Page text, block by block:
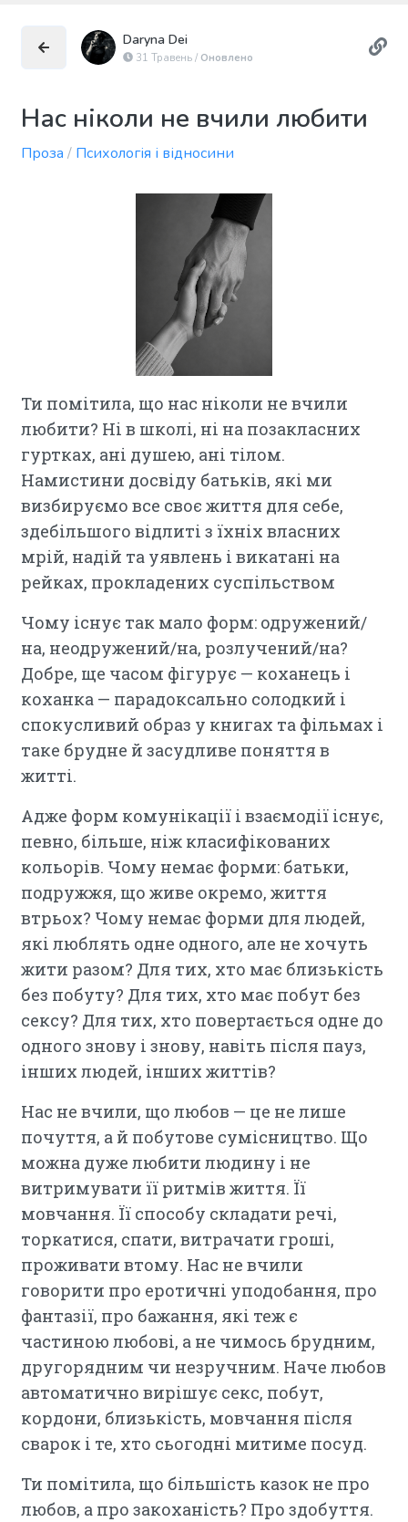
Daryna Dei
31 Травень / Оновлено
Нас ніколи не вчили любити
Проза / Психологія і відносини
Ти помітила, що нас ніколи не вчили
любити? Ні в школі, ні на позакласних
гуртках, ані душею, ані тілом.
Намистини досвіду батьків, які ми
визбируємо все своє життя для себе,
здебільшого відлиті з їхніх власних
мрій, надій та уявлень і викатані на
рейках, прокладених суспільством
Чому існує так мало форм: одружений/
на, неодружений/на, розлучений/на?
Добре, ще часом фігурує — коханець і
коханка — парадоксально солодкий і
спокусливий образ у книгах та фільмах і
таке брудне й засудливе поняття в
житті.
Адже форм комунікації і взаємодії існує,
певно, більше, ніж класифікованих
кольорів. Чому немає форми: батьки,
подружжя, що живе окремо, життя
втрьох? Чому немає форми для людей,
які люблять одне одного, але не хочуть
жити разом? Для тих, хто має близькість
без побуту? Для тих, хто має побут без
сексу? Для тих, хто повертається одне до
одного знову і знову, навіть після пауз,
інших людей, інших життів?
Нас не вчили, що любов — це не лише
почуття, а й побутове сумісництво. Що
можна дуже любити людину і не
витримувати її ритмів життя. Її
мовчання. Її способу складати речі,
торкатися, спати, витрачати гроші,
проживати втому. Нас не вчили
говорити про еротичні уподобання, про
фантазії, про бажання, які теж є
частиною любові, а не чимось брудним,
другорядним чи незручним. Наче любов
автоматично вирішує секс, побут,
кордони, близькість, мовчання після
сварок і те, хто сьогодні митиме посуд.
Ти помітила, що більшість казок не про
любов, а про закоханість? Про здобуття.